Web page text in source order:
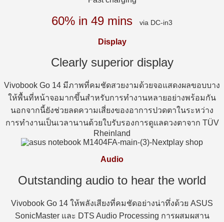
60% in 49 mins via DC-in3
Display
Clearly superior display
Vivobook Go 14 มีภาพที่คมชัดสวยงามด้วยจอแสดงผลขอบบาง
ให้พื้นที่หน้าจอมากขึ้นสำหรับการทำงานหลายอย่างพร้อมกัน
นอกจากนี้ยังช่วยลดความเสี่ยงของอาการปวดตาในระหว่าง
การทำงานเป็นเวลานานด้วยใบรับรองการดูแลดวงตาจาก TÜV
Rheinland
Audio
Outstanding audio to hear the world
Vivobook Go 14 ให้พลังเสียงที่คมชัดอย่างน่าทึ่งด้วย ASUS
SonicMaster และ DTS Audio Processing การผสมผสาน